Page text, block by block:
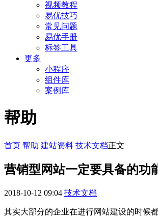
视频教程
易优技巧
常见问题
易优手册
标签工具
更多
小程序
组件库
案例库
帮助
首页 帮助 建站资料 技术文档正文
营销型网站一定要具备的功
2018-10-12 09:04 技术文档
其实大部分的企业在进行网站建设的时候